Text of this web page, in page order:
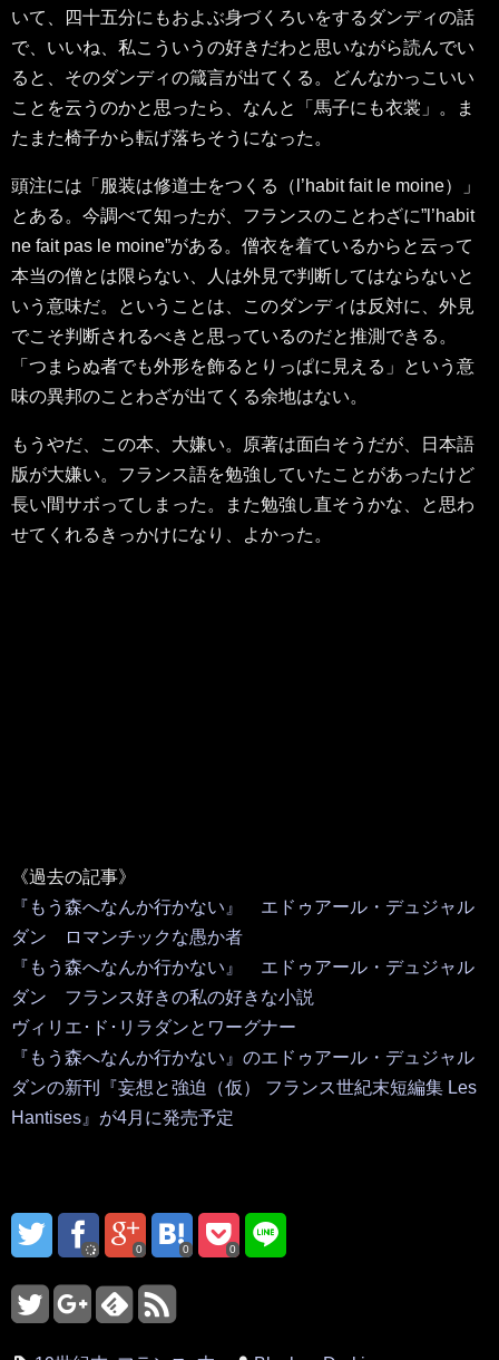
いて、四十五分にもおよぶ身づくろいをするダンディの話
で、いいね、私こういうの好きだわと思いながら読んでい
ると、そのダンディの箴言が出てくる。どんなかっこいい
ことを云うのかと思ったら、なんと「馬子にも衣裳」。ま
たまた椅子から転げ落ちそうになった。
頭注には「服装は修道士をつくる（l’habit fait le moine）」
とある。今調べて知ったが、フランスのことわざに”l’habit
ne fait pas le moine”がある。僧衣を着ているからと云って
本当の僧とは限らない、人は外見で判断してはならないと
いう意味だ。ということは、このダンディは反対に、外見
でこそ判断されるべきと思っているのだと推測できる。
「つまらぬ者でも外形を飾るとりっぱに見える」という意
味の異邦のことわざが出てくる余地はない。
もうやだ、この本、大嫌い。原著は面白そうだが、日本語
版が大嫌い。フランス語を勉強していたことがあったけど
長い間サボってしまった。また勉強し直そうかな、と思わ
せてくれるきっかけになり、よかった。
《過去の記事》
『もう森へなんか行かない』 エドゥアール・デュジャル
ダン ロマンチックな愚か者
『もう森へなんか行かない』 エドゥアール・デュジャル
ダン フランス好きの私の好きな小説
ヴィリエ･ド･リラダンとワーグナー
『もう森へなんか行かない』のエドゥアール・デュジャル
ダンの新刊『妄想と強迫（仮） フランス世紀末短編集 Les
Hantises』が4月に発売予定
0 0 0